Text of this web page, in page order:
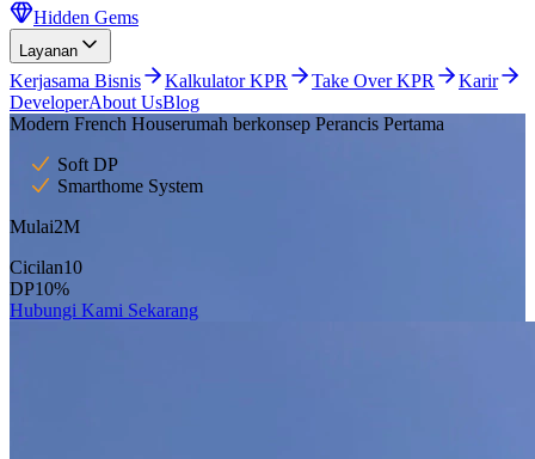
Hidden Gems
Layanan
Kerjasama Bisnis Kalkulator KPR Take Over KPR
Karir
DeveloperAbout UsBlog
Modern French Houserumah berkonsep Perancis Pertama
Soft DP
Smarthome System
Mulai2M
Cicilan10
DP10%
Hubungi Kami Sekarang